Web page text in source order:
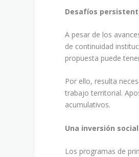
Desafíos
A pesar de los
de continuidad
propuesta puede
Por ello, resulta
trabajo territorial.
acumulativos.
Una inversión
Los programas de